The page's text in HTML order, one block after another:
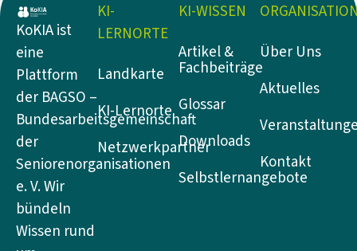
KoKIA ist
eine
Plattform
der BAGSO –
Bundesarbeitsgemeinschaft
der
Seniorenorganisationen
e. V. Wir
bündeln
Wissen rund
KI-
LERNORTE
Landkarte
KI-Lernorte
Netzwerkpartner
KI-WISSEN
Artikel &
Fachbeiträge
Glossar
Downloads
Selbstlernangebote
Über Uns
Aktuelles
Kontakt